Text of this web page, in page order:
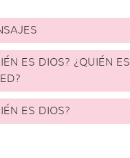
ES DIOS? ¿QUIÉN ES
ES DIOS?